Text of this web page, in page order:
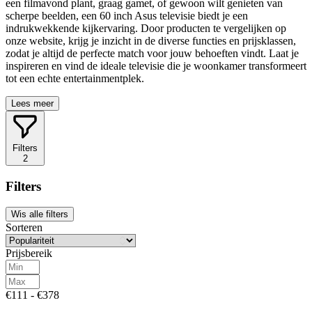
een filmavond plant, graag gamet, of gewoon wilt genieten van
scherpe beelden, een 60 inch Asus televisie biedt je een
indrukwekkende kijkervaring. Door producten te vergelijken op
onze website, krijg je inzicht in de diverse functies en prijsklassen,
zodat je altijd de perfecte match voor jouw behoeften vindt. Laat je
inspireren en vind de ideale televisie die je woonkamer transformeert
tot een echte entertainmentplek.
Lees meer
Filters
2
Filters
Wis alle filters
Sorteren
Prijsbereik
€111 - €378